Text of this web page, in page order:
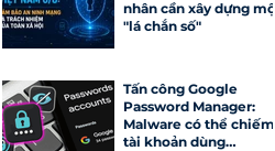
nhân cần xây dựng một
"lá chắn số"
Tấn công Google
Password Manager:
Malware có thể chiếm
tài khoản dùng